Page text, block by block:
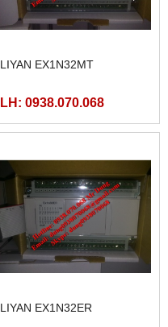
LIYAN EX1N32MT
LH: 0938.070.068
LIYAN EX1N32ER